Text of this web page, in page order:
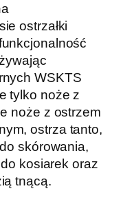
ostrzałki
WSKTS
tylko noże z
noże z ostrzem
ostrza tanto,
skórowania,
kosiarek oraz
tnącą.